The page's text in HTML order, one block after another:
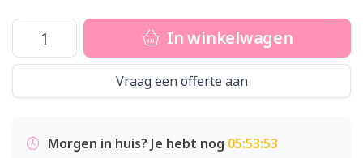
In winkelwagen
Vraag een offerte aan
Morgen in huis? Je hebt nog 05:53:53